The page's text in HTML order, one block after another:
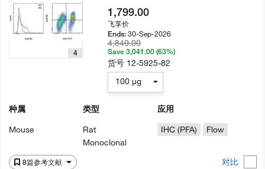
8篇参考文献 对比
4
种属
Mouse
类型
Rat
Monoclonal
应用
IHC (PFA)
Flow
1,799.00
飞享价
Ends:30-Sep-2026
4,840.00
Save 3,041.00 (63%)
货号 12-5925-82
100 µg